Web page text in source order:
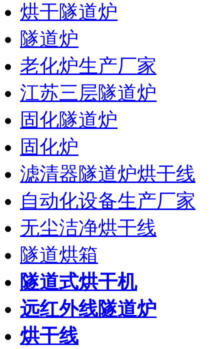
烘干隧道炉
隧道炉
老化炉生产厂家
江苏三层隧道炉
固化隧道炉
固化炉
滤清器隧道炉烘干线
自动化设备生产厂家
无尘洁净烘干线
隧道烘箱
隧道式烘干机
远红外线隧道炉
烘干线